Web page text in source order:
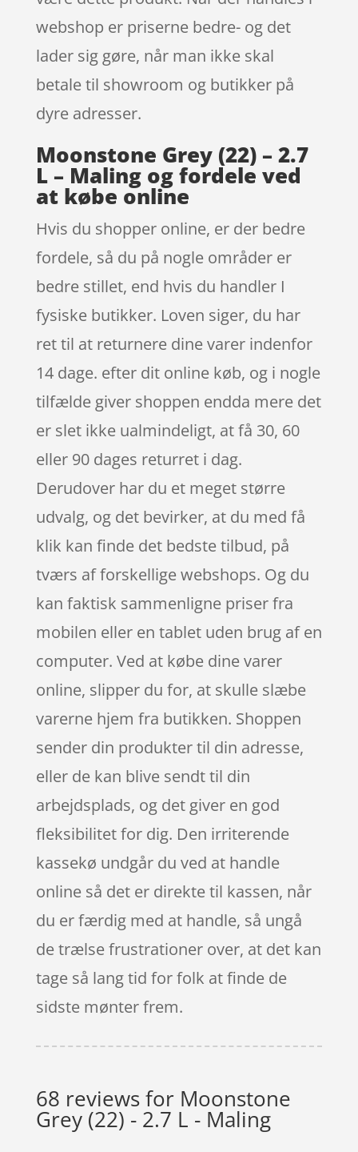
webshop er priserne bedre- og det
lader sig gøre, når man ikke skal
betale til showroom og butikker på
dyre adresser.
Moonstone Grey (22) – 2.7
L – Maling og fordele ved
at købe online
Hvis du shopper online, er der bedre
fordele, så du på nogle områder er
bedre stillet, end hvis du handler I
fysiske butikker. Loven siger, du har
ret til at returnere dine varer indenfor
14 dage. efter dit online køb, og i nogle
tilfælde giver shoppen endda mere det
er slet ikke ualmindeligt, at få 30, 60
eller 90 dages returret i dag.
Derudover har du et meget større
udvalg, og det bevirker, at du med få
klik kan finde det bedste tilbud, på
tværs af forskellige webshops. Og du
kan faktisk sammenligne priser fra
mobilen eller en tablet uden brug af en
computer. Ved at købe dine varer
online, slipper du for, at skulle slæbe
varerne hjem fra butikken. Shoppen
sender din produkter til din adresse,
eller de kan blive sendt til din
arbejdsplads, og det giver en god
fleksibilitet for dig. Den irriterende
kassekø undgår du ved at handle
online så det er direkte til kassen, når
du er færdig med at handle, så ungå
de trælse frustrationer over, at det kan
tage så lang tid for folk at finde de
sidste mønter frem.
68 reviews for Moonstone
Grey (22) - 2.7 L - Maling